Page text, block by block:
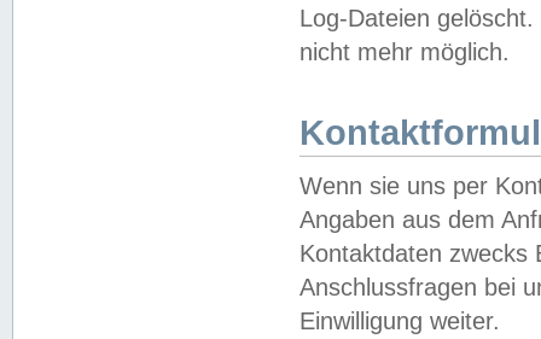
Log-Dateien
nicht mehr möglich.
Wenn sie uns per
Angaben aus dem
Kontaktdaten zwecks
Anschlussfragen bei
Einwilligung weiter.